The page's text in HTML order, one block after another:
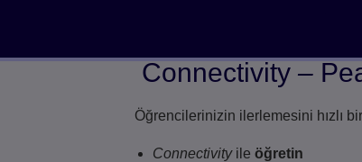
Connectivity–
Öğrencilerinizin ilerlemesini hızlı
Connectivityileöğretin